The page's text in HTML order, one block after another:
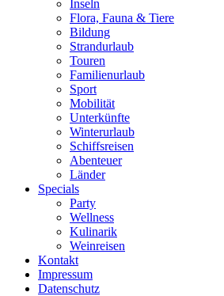
Inseln
Flora, Fauna & Tiere
Bildung
Strandurlaub
Touren
Familienurlaub
Sport
Mobilität
Unterkünfte
Winterurlaub
Schiffsreisen
Abenteuer
Länder
Specials
Party
Wellness
Kulinarik
Weinreisen
Kontakt
Impressum
Datenschutz